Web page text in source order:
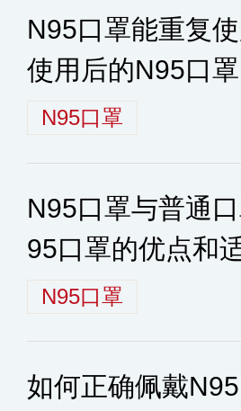
N95口罩能重复
使用后的N95口罩
N95口罩
N95口罩与普通
95口罩的优点和
么？
N95口罩
如何正确佩戴